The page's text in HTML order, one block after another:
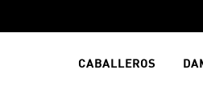
CABALLEROS